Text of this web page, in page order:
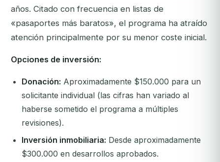
años. Citado con frecuencia en listas de
«pasaportes más baratos», el programa ha atraído
atención principalmente por su menor coste inicial.
Opciones de inversión:
Donación: Aproximadamente $150.000 para un
solicitante individual (las cifras han variado al
haberse sometido el programa a múltiples
revisiones).
Inversión inmobiliaria: Desde aproximadamente
$300.000 en desarrollos aprobados.